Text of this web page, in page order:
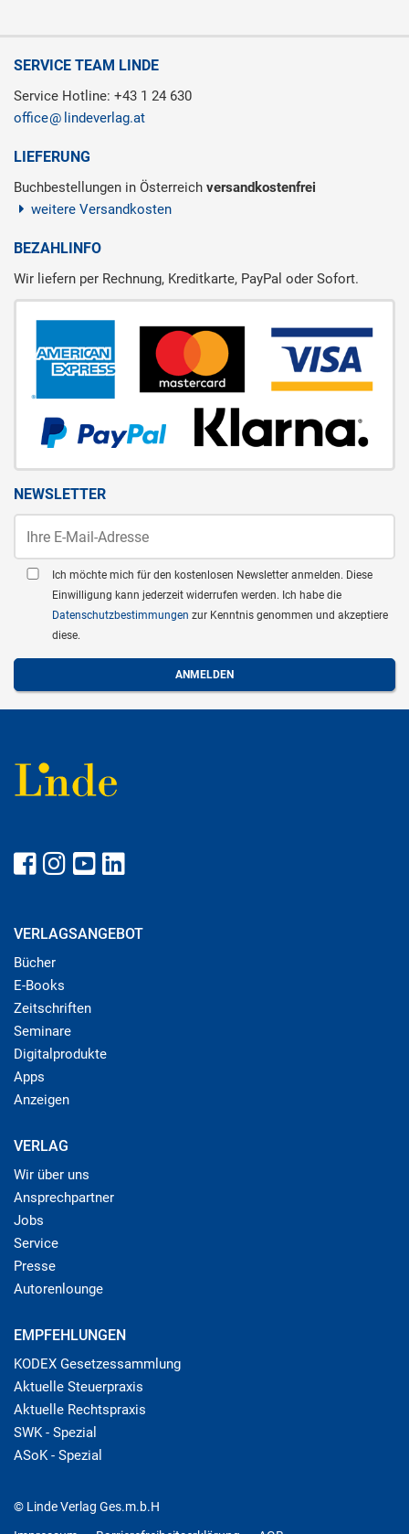
SERVICE TEAM LINDE
Service Hotline: +43 1 24 630
office
lindeverlag.at
LIEFERUNG
Buchbestellungen in Österreich versandkostenfrei
weitere Versandkosten
BEZAHLINFO
Wir liefern per Rechnung, Kreditkarte, PayPal oder Sofort.
NEWSLETTER
Ich möchte mich für den kostenlosen Newsletter anmelden. Diese
Einwilligung kann jederzeit widerrufen werden. Ich habe die
Datenschutzbestimmungen zur Kenntnis genommen und akzeptiere
diese.
VERLAGSANGEBOT
Bücher
E-Books
Zeitschriften
Seminare
Digitalprodukte
Apps
Anzeigen
VERLAG
Wir über uns
Ansprechpartner
Jobs
Service
Presse
Autorenlounge
EMPFEHLUNGEN
KODEX Gesetzessammlung
Aktuelle Steuerpraxis
Aktuelle Rechtspraxis
SWK - Spezial
ASoK - Spezial
© Linde Verlag Ges.m.b.H